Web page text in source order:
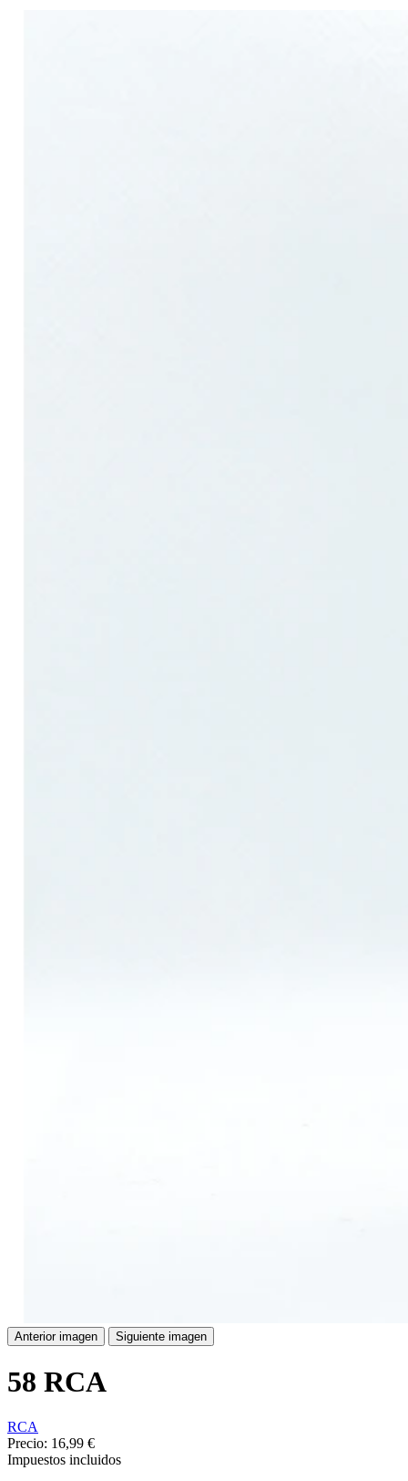
Anterior imagen Siguiente imagen
58 RCA
RCA
Precio: 16,99 €
Impuestos incluidos